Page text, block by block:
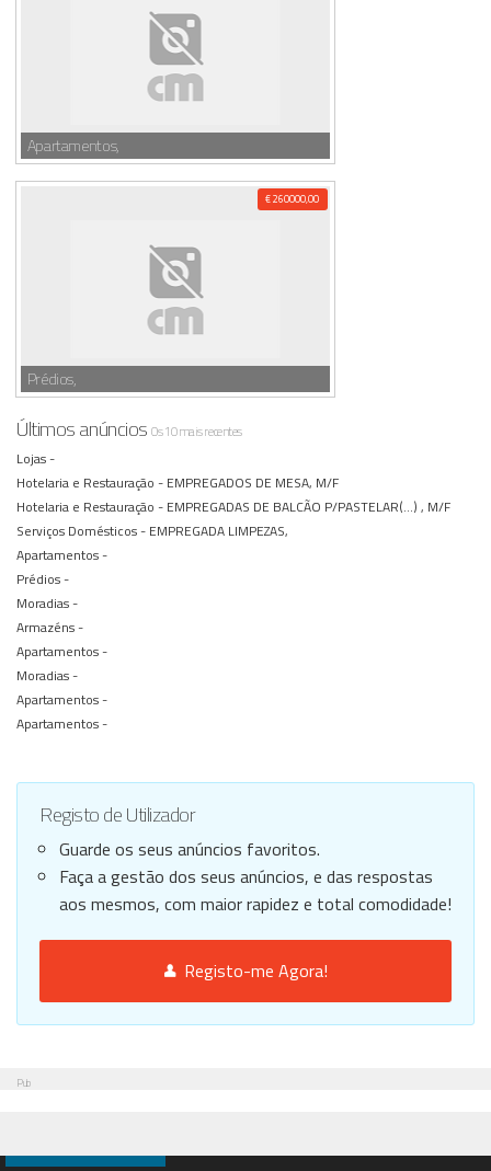
Apartamentos,
€ 260000,00
Prédios,
Últimos anúnciosOs 10 mais recentes
Lojas -
Hotelaria e Restauração - EMPREGADOS DE MESA, M/F
Hotelaria e Restauração - EMPREGADAS DE BALCÃO P/PASTELAR(...) , M/F
Serviços Domésticos - EMPREGADA LIMPEZAS,
Apartamentos -
Prédios -
Moradias -
Armazéns -
Apartamentos -
Moradias -
Apartamentos -
Apartamentos -
Registo de Utilizador
Guarde os seus anúncios favoritos.
Faça a gestão dos seus anúncios, e das respostas
aos mesmos, com maior rapidez e total comodidade!
Registo-me Agora!
Pub